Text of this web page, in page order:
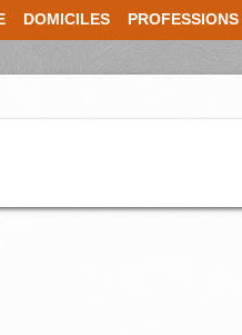
DOMICILES PROFESSIONS